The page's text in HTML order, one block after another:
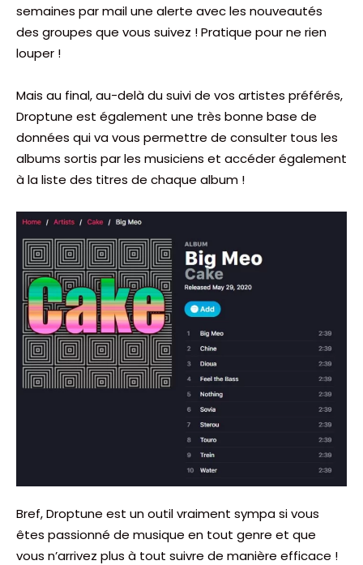
semaines par mail une alerte avec les nouveautés
des groupes que vous suivez ! Pratique pour ne rien
louper !
Mais au final, au-delà du suivi de vos artistes préférés,
Droptune est également une très bonne base de
données qui va vous permettre de consulter tous les
albums sortis par les musiciens et accéder également
à la liste des titres de chaque album !
Bref, Droptune est un outil vraiment sympa si vous
êtes passionné de musique en tout genre et que
vous n’arrivez plus à tout suivre de manière efficace !